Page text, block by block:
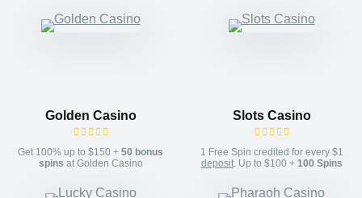
Golden Casino
Get 100% up to $150 + 50 bonus
spins at Golden Casino
Slots Casino
1 Free Spin credited for every $1
deposit. Up to $100 + 100 Spins